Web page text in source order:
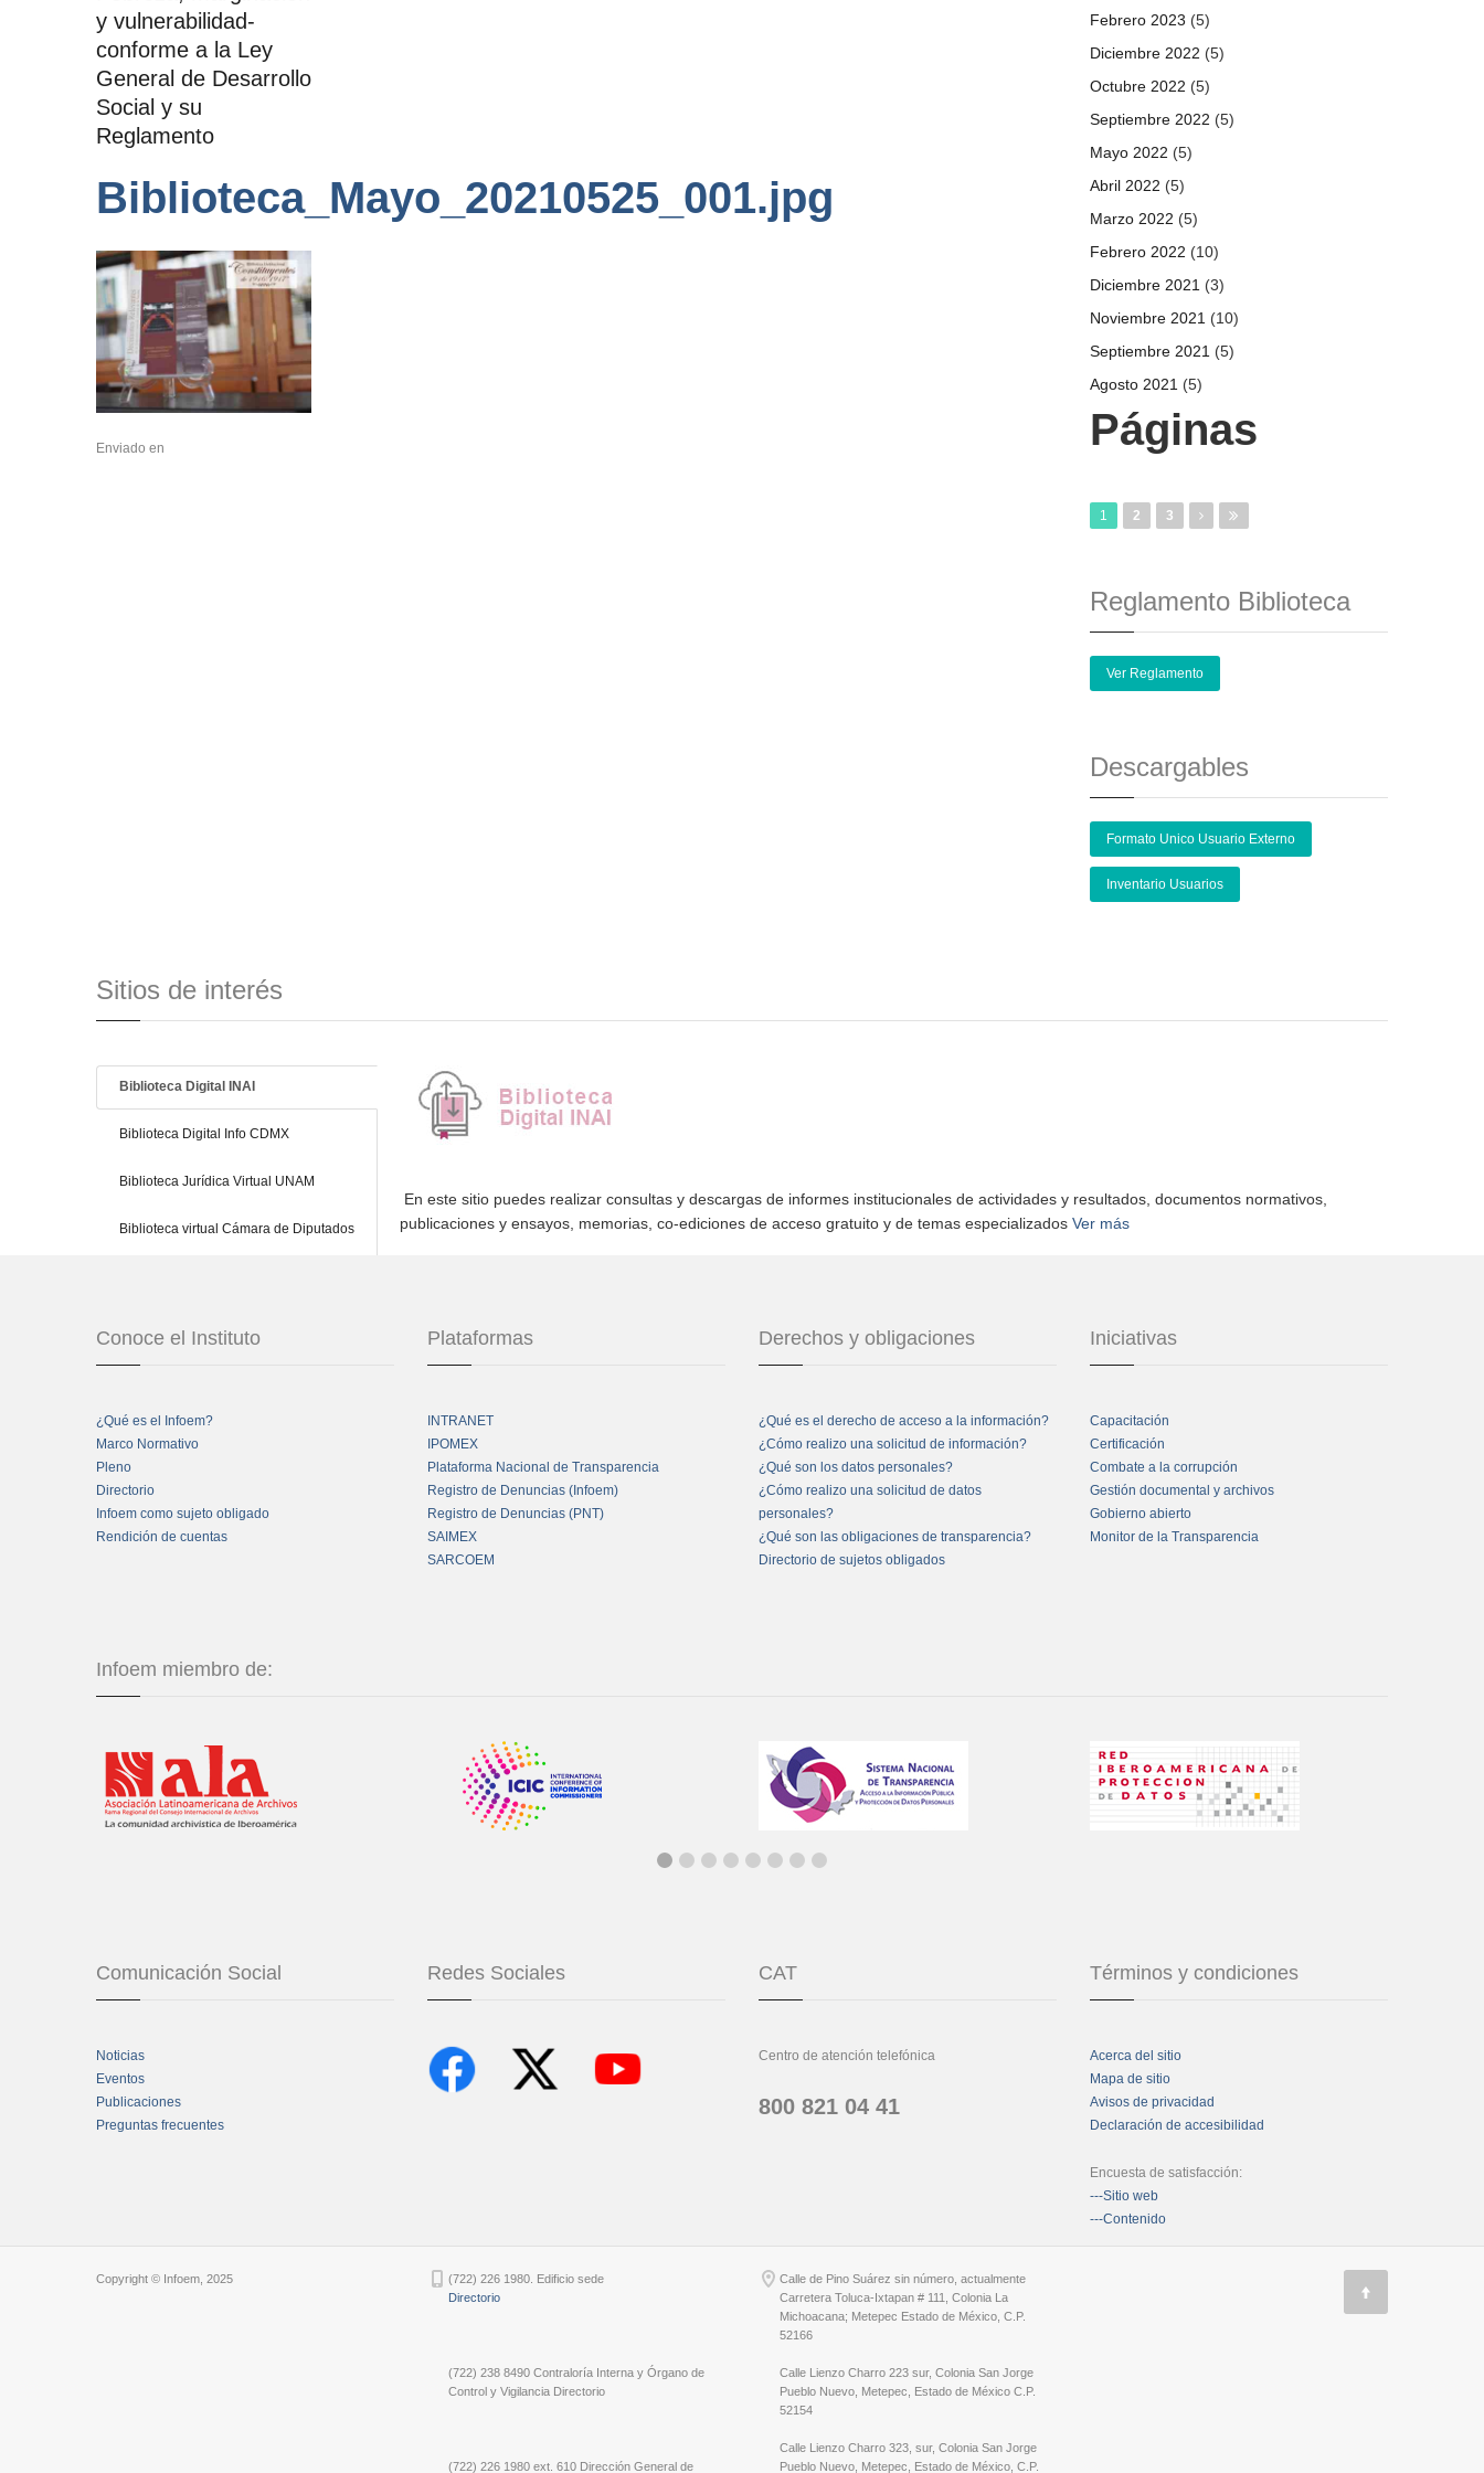
y vulnerabilidad-
conforme a la Ley
General de Desarrollo
Social y su
Reglamento
Biblioteca_Mayo_20210525_001.jpg
Enviado en
Febrero 2023 (5)
Diciembre 2022 (5)
Octubre 2022 (5)
Septiembre 2022 (5)
Mayo 2022 (5)
Abril 2022 (5)
Marzo 2022 (5)
Febrero 2022 (10)
Diciembre 2021 (3)
Noviembre 2021 (10)
Septiembre 2021 (5)
Agosto 2021 (5)
Páginas
1 2 3
Reglamento Biblioteca
Ver Reglamento
Descargables
Formato Unico Usuario Externo
Inventario Usuarios
Sitios de interés
Biblioteca Digital INAI
Biblioteca Digital Info CDMX
Biblioteca Jurídica Virtual UNAM
Biblioteca virtual Cámara de Diputados
En este sitio puedes realizar consultas y descargas de informes institucionales de actividades y resultados, documentos normativos,
publicaciones y ensayos, memorias, co-ediciones de acceso gratuito y de temas especializados Ver más
Conoce el Instituto
¿Qué es el Infoem?
Marco Normativo
Pleno
Directorio
Infoem como sujeto obligado
Rendición de cuentas
Plataformas
INTRANET
IPOMEX
Plataforma Nacional de Transparencia
Registro de Denuncias (Infoem)
Registro de Denuncias (PNT)
SAIMEX
SARCOEM
Derechos y obligaciones
¿Qué es el derecho de acceso a la información?
¿Cómo realizo una solicitud de información?
¿Qué son los datos personales?
¿Cómo realizo una solicitud de datos
personales?
¿Qué son las obligaciones de transparencia?
Directorio de sujetos obligados
Iniciativas
Capacitación
Certificación
Combate a la corrupción
Gestión documental y archivos
Gobierno abierto
Monitor de la Transparencia
Infoem miembro de:
Comunicación Social
Noticias
Eventos
Publicaciones
Preguntas frecuentes
Redes Sociales CAT
Centro de atención telefónica
800 821 04 41
Términos y condiciones
Acerca del sitio
Mapa de sitio
Avisos de privacidad
Declaración de accesibilidad
Encuesta de satisfacción:
---Sitio web
---Contenido
Copyright © Infoem, 2025
(722) 226 1980. Edificio sede
Directorio
(722) 238 8490 Contraloría Interna y Órgano de
Control y Vigilancia Directorio
(722) 226 1980 ext. 610 Dirección General de
Calle de Pino Suárez sin número, actualmente
Carretera Toluca-Ixtapan # 111, Colonia La
Michoacana; Metepec Estado de México, C.P.
52166
Calle Lienzo Charro 223 sur, Colonia San Jorge
Pueblo Nuevo, Metepec, Estado de México C.P.
52154
Calle Lienzo Charro 323, sur, Colonia San Jorge
Pueblo Nuevo, Metepec, Estado de México, C.P.